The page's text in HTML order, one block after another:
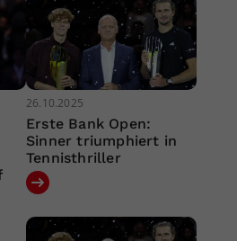
26.10.2025
Erste Bank Open:
Sinner triumphiert in
Tennisthriller